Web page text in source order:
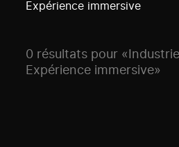
Expérience immersive
0 résultats pour
Expérience immersive»